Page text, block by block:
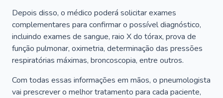
Depois disso, o médico poderá solicitar exames
complementares para confirmar o possível diagnóstico,
incluindo exames de sangue, raio X do tórax, prova de
função pulmonar, oximetria, determinação das pressões
respiratórias máximas, broncoscopia, entre outros.
Com todas essas informações em mãos, o pneumologista
vai prescrever o melhor tratamento para cada paciente,